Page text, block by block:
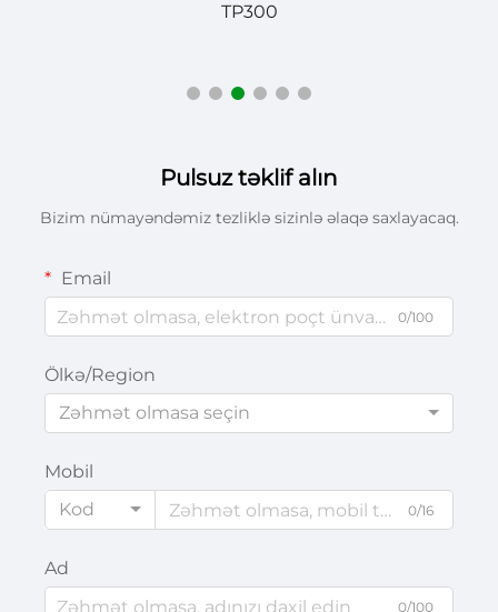
TP300
Pulsuz təklif alın
Bizim nümayəndəmiz tezliklə sizinlə əlaqə saxlayacaq.
Email
0/100
Ölkə/Region
Zəhmət olmasa seçin
Mobil
Kod
0/16
Ad
0/100